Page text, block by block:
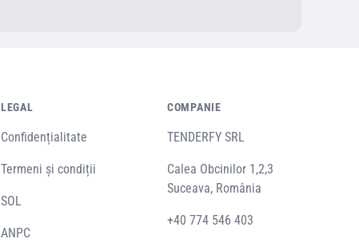
LEGAL
Confidențialitate
Termeni și condiții
SOL
ANPC
COMPANIE
TENDERFY SRL
Calea Obcinilor 1,2,3
Suceava, România
+40 774 546 403